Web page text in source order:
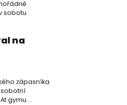
sobotu
na
zápasníka
gymu ...